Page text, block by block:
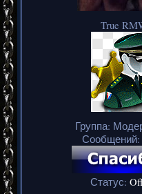
True
Группа:
Сообщений:
Статус: